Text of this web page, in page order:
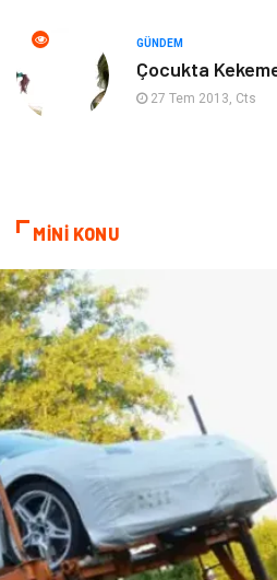
Kanser
Bakım
Sağlık Haberleri
Spor Malzemeleri
Kültür
GÜNDEM
Çocukta
27 Tem 2013, Cts
MİNİ KONU